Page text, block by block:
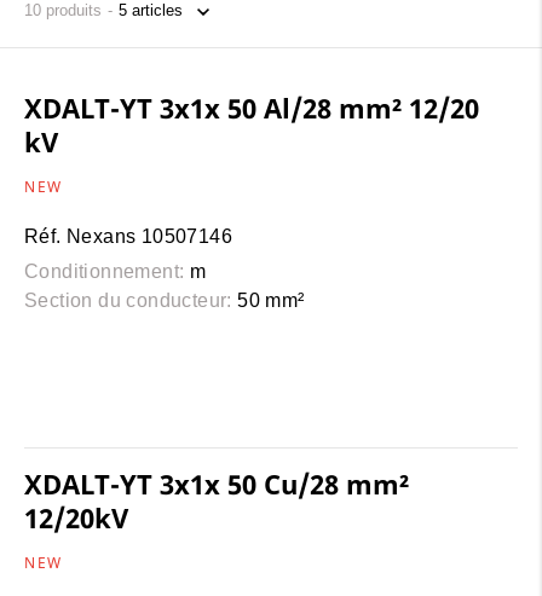
10 produits
XDALT-YT 3x1x 50 Al/28 mm² 12/20
kV
NEW
Réf. Nexans 10507146
Conditionnement: m
Section du conducteur: 50 mm²
XDALT-YT 3x1x 50 Cu/28 mm²
12/20kV
NEW